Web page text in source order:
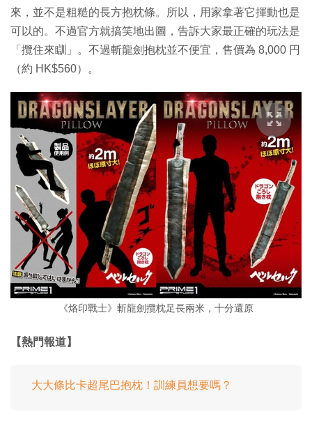
來，並不是粗糙的長方抱枕條。所以，用家拿著它揮動也是
可以的。不過官方就搞笑地出圖，告訴大家最正確的玩法是
「攬住來瞓」。不過斬龍劍抱枕並不便宜，售價為 8,000 円
（約 HK$560）。
《烙印戰士》斬龍劍攬枕足長兩米，十分還原
【熱門報道】
大大條比卡超尾巴抱枕！訓練員想要嗎？